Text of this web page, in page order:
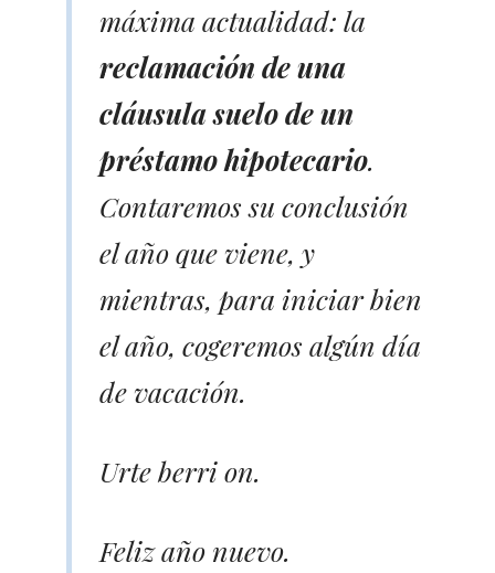
máxima actualidad: la
reclamación de una
cláusula suelo de un
préstamo hipotecario.
Contaremos su conclusión
el año que viene, y
mientras, para iniciar bien
el año, cogeremos algún día
de vacación.
Urte berri on.
Feliz año nuevo.